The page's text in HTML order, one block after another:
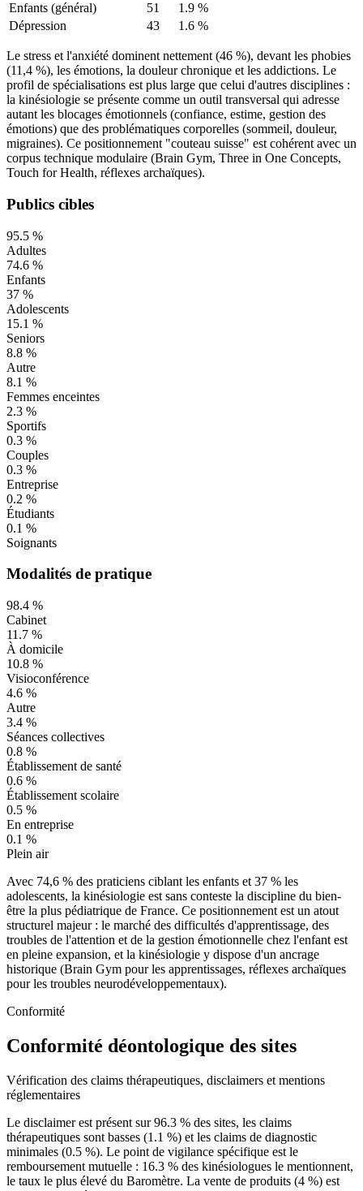
Enfants (général)
51 1.9 %
Dépression
43 1.6 %
Le stress et l'anxiété dominent nettement (46 %), devant les phobies
(11,4 %), les émotions, la douleur chronique et les addictions. Le
profil de spécialisations est plus large que celui d'autres disciplines :
la kinésiologie se présente comme un outil transversal qui adresse
autant les blocages émotionnels (confiance, estime, gestion des
émotions) que des problématiques corporelles (sommeil, douleur,
migraines). Ce positionnement "couteau suisse" est cohérent avec un
corpus technique modulaire (Brain Gym, Three in One Concepts,
Touch for Health, réflexes archaïques).
Publics cibles
95.5 %
Adultes
74.6 %
Enfants
37 %
Adolescents
15.1 %
Seniors
8.8 %
Autre
8.1 %
Femmes enceintes
2.3 %
Sportifs
0.3 %
Couples
0.3 %
Entreprise
0.2 %
Étudiants
0.1 %
Soignants
Modalités de pratique
98.4 %
Cabinet
11.7 %
À domicile
10.8 %
Visioconférence
4.6 %
Autre
3.4 %
Séances collectives
0.8 %
Établissement de santé
0.6 %
Établissement scolaire
0.5 %
En entreprise
0.1 %
Plein air
Avec 74,6 % des praticiens ciblant les enfants et 37 % les
adolescents, la kinésiologie est sans conteste la discipline du bien-
être la plus pédiatrique de France. Ce positionnement est un atout
structurel majeur : le marché des difficultés d'apprentissage, des
troubles de l'attention et de la gestion émotionnelle chez l'enfant est
en pleine expansion, et la kinésiologie y dispose d'un ancrage
historique (Brain Gym pour les apprentissages, réflexes archaïques
pour les troubles neurodéveloppementaux).
Conformité
Conformité déontologique des sites
Vérification des claims thérapeutiques, disclaimers et mentions
réglementaires
Le disclaimer est présent sur96.3 % des sites, les claims
thérapeutiques sont basses (1.1 %) et les claims de diagnostic
minimales (0.5 %). Le point de vigilance spécifique est le
remboursement mutuelle : 16.3 % des kinésiologues le mentionnent,
le taux le plus élevé du Baromètre. La vente de produits (4 %) est